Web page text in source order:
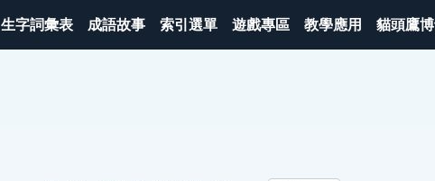
生字詞彙表 成語故事 索引選單 遊戲專區 教學應用 貓頭鷹